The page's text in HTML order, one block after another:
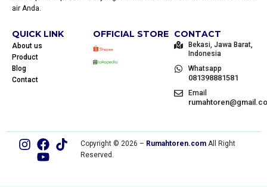
air Anda.
QUICK LINK
About us
Product
Blog
Contact
OFFICIAL STORE CONTACT
Bekasi, Jawa Barat,
Indonesia
Whatsapp
081398881581
Email
Copyright © 2026 – Rumahtoren.comAll Right
Reserved.